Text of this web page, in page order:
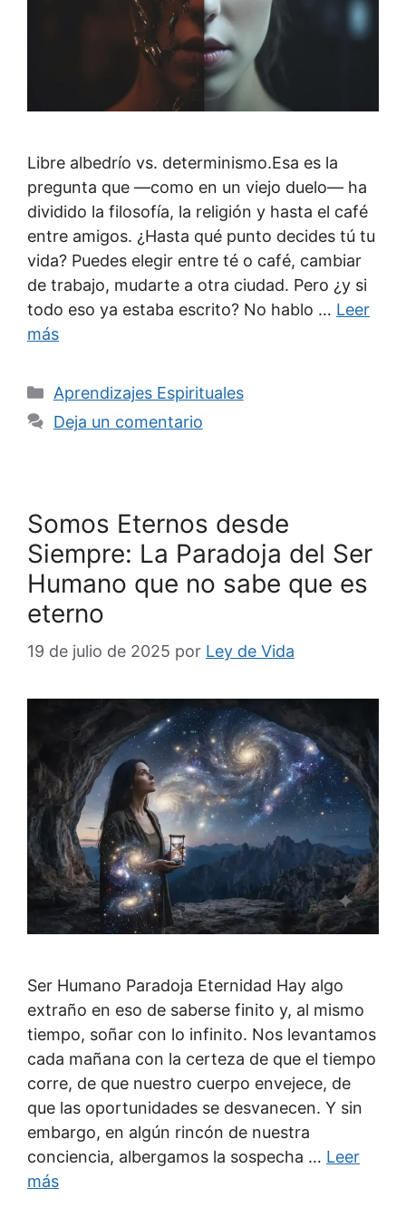
Libre albedrío vs. determinismo.Esa es la
pregunta que —como en un viejo duelo— ha
dividido la filosofía, la religión y hasta el café
entre amigos. ¿Hasta qué punto decides tú tu
vida? Puedes elegir entre té o café, cambiar
de trabajo, mudarte a otra ciudad. Pero ¿y si
todo eso ya estaba escrito? No hablo … Leer
más
Categorías
Aprendizajes Espirituales
Deja un comentario
Somos Eternos desde
Siempre: La Paradoja del Ser
Humano que no sabe que es
eterno
19 de julio de 2025 por Ley de Vida
Ser Humano Paradoja Eternidad Hay algo
extraño en eso de saberse finito y, al mismo
tiempo, soñar con lo infinito. Nos levantamos
cada mañana con la certeza de que el tiempo
corre, de que nuestro cuerpo envejece, de
que las oportunidades se desvanecen. Y sin
embargo, en algún rincón de nuestra
conciencia, albergamos la sospecha … Leer
más